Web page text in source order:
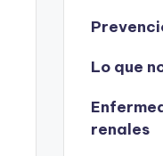
Lo que
renales